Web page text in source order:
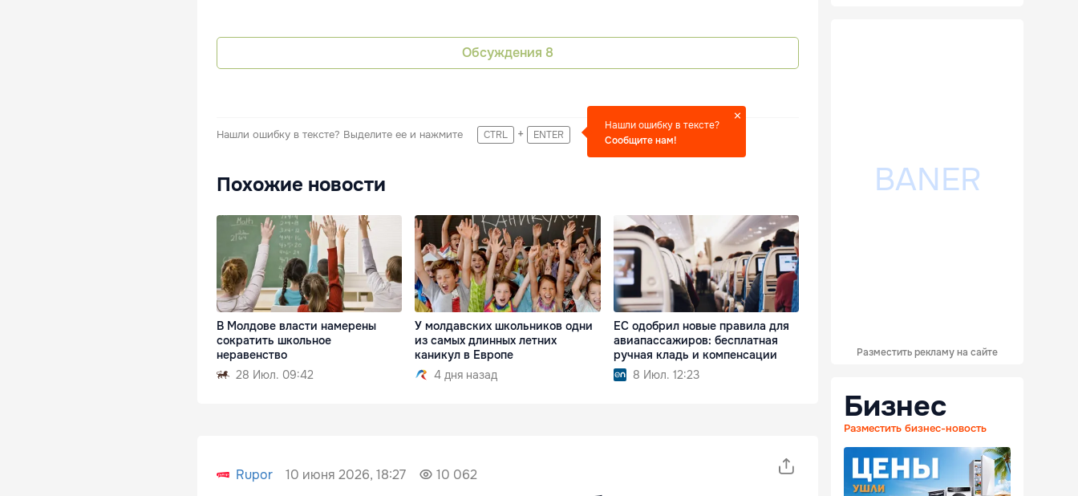
Обсуждения 8
Нашли ошибку в тексте? Выделите ее и нажмите CTRL + ENTER
Нашли ошибку в тексте?
Сообщите нам!
Похожие новости
В Молдове власти намерены
сократить школьное
неравенство
28 Июл. 09:42
У молдавских школьников одни
из самых длинных летних
каникул в Европе
4 дня назад
ЕС одобрил новые правила для
авиапассажиров: бесплатная
ручная кладь и компенсации
8 Июл. 12:23
Rupor 10 июня 2026, 18:27 10 062
Разместить рекламу на сайте
Бизнес
Разместить бизнес-новость